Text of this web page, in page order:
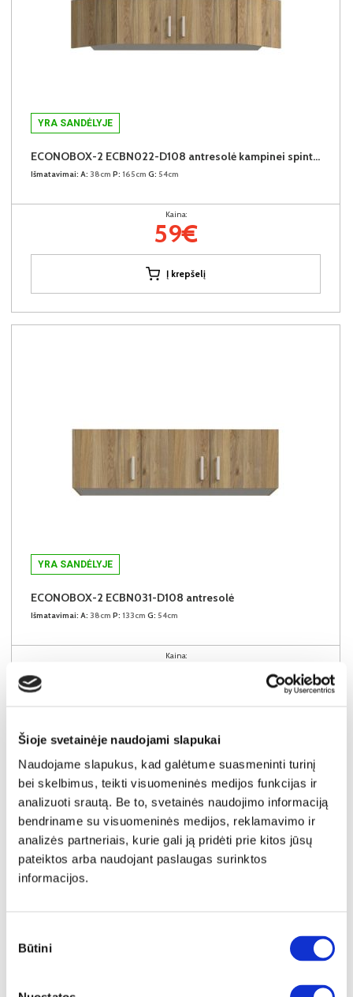
Šioje svetainėje naudojami slapukai
Naudojame slapukus, kad galėtume suasmeninti turinį
bei skelbimus, teikti visuomeninės medijos funkcijas ir
analizuoti srautą. Be to, svetainės naudojimo informaciją
bendriname su visuomeninės medijos, reklamavimo ir
analizės partneriais, kurie gali ją pridėti prie kitos jūsų
pateiktos arba naudojant paslaugas surinktos
informacijos.
pasirinkimas
Būtini
YRA SANDĖLYJE
ECONOBOX-2 ECBN022-D108 antresolė kampinei spintai
Išmatavimai: A: 38cm P: 165cm G: 54cm
Kaina:
59€
Į krepšelį
YRA SANDĖLYJE
ECONOBOX-2 ECBN031-D108 antresolė
Išmatavimai: A: 38cm P: 133cm G: 54cm
Kaina: